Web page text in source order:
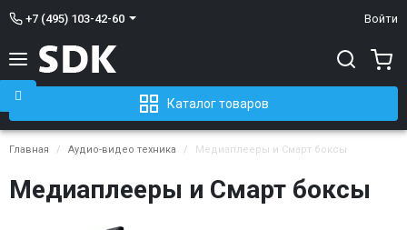
+7 (495) 103-42-60 Войти
Каталог товаров
Главная Аудио-видео техника Медиаплееры и Смарт боксы
Медиаплееры и Смарт боксы